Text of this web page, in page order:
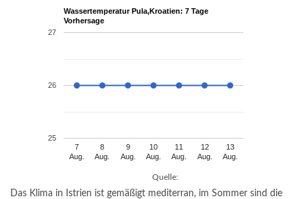
Wassertemperatur Pula,Kroatien: 7 Tage
Vorhersage
7
Aug.
8
Aug.
9
Aug.
10
Aug.
11
Aug.
12
Aug.
13
Aug.
25
26
27
Quelle:
Das Klima in Istrien ist gemäßigt mediterran, im Sommer sind die